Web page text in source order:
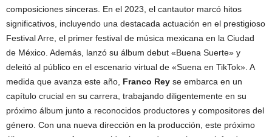
composiciones sinceras. En el 2023, el cantautor marcó hitos
significativos, incluyendo una destacada actuación en el prestigioso
Festival Arre, el primer festival de música mexicana en la Ciudad
de México. Además, lanzó su álbum debut «Buena Suerte» y
deleitó al público en el escenario virtual de «Suena en TikTok». A
medida que avanza este año, Franco Rey se embarca en un
capítulo crucial en su carrera, trabajando diligentemente en su
próximo álbum junto a reconocidos productores y compositores del
género. Con una nueva dirección en la producción, este próximo